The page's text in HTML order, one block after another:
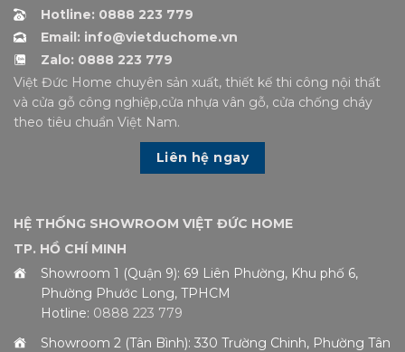
Hotline: 0888 223 779
Email: info@vietduchome.vn
Zalo: 0888 223 779
Việt Đức Home chuyên sản xuất, thiết kế thi công nội thất
và cửa gỗ công nghiệp,cửa nhựa vân gỗ, cửa chống cháy
theo tiêu chuẩn Việt Nam.
Liên hệ ngay
HỆ THỐNG SHOWROOM VIỆT ĐỨC HOME
TP. HỒ CHÍ MINH
Showroom 1 (Quận 9): 69 Liên Phường, Khu phố 6,
Phường Phước Long, TPHCM
Hotline: 0888 223 779
Showroom 2 (Tân Bình): 330 Trường Chinh, Phường Tân